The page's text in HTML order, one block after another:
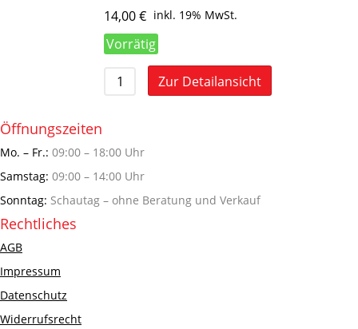
14,00€ inkl. 19% MwSt.
Vorrätig
Zur Detailansicht
Öffnungszeiten
Mo. – Fr.: 09:00 – 18:00 Uhr
Samstag: 09:00 – 14:00 Uhr
Sonntag: Schautag – ohne Beratung und Verkauf
Rechtliches
AGB
Impressum
Datenschutz
Widerrufsrecht